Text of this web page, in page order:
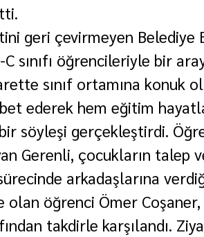
geri çevirmeyen Belediye
sınıfı öğrencileriyle bir
sınıf ortamına konuk
ederek hem eğitim
söyleşi gerçekleştirdi.
Gerenli, çocukların talep
sürecinde arkadaşlarına
olan öğrenci Ömer
takdirle karşılandı.